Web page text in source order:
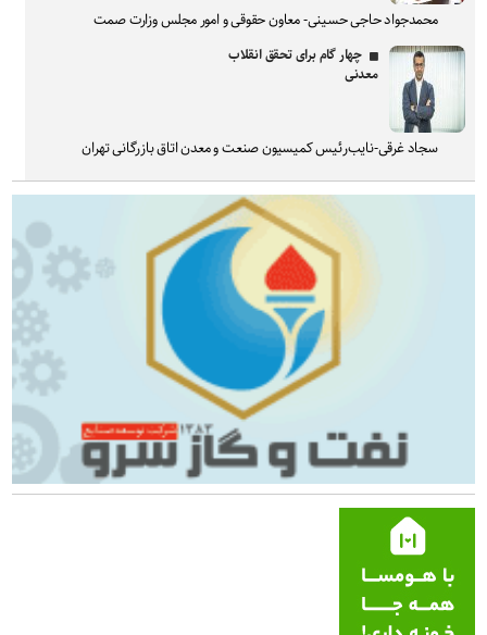
محمدجواد حاجی حسینی- معاون حقوقی و امور مجلس وزارت صمت
چهار گام برای تحقق انقلاب
معدنی
سجاد غرقی-نایب‌رئیس کمیسیون صنعت و معدن اتاق بازرگانی تهران